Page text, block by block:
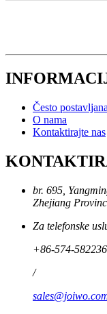
Često
O nama
Kontaktirajte nas
br. 695,
Zhejiang
Za telefonske
+86-574-
/